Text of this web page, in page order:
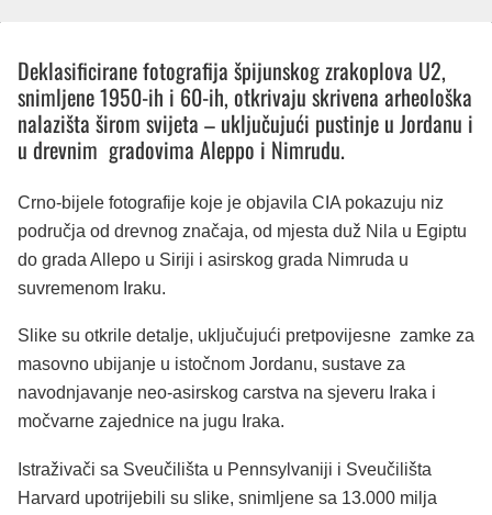
Deklasificirane fotografija špijunskog zrakoplova U2,
snimljene 1950-ih i 60-ih, otkrivaju skrivena arheološka
nalazišta širom svijeta – uključujući pustinje u Jordanu i
u drevnim gradovima Aleppo i Nimrudu.
Crno-bijele fotografije koje je objavila CIA pokazuju niz
područja od drevnog značaja, od mjesta duž Nila u Egiptu
do grada Allepo u Siriji i asirskog grada Nimruda u
suvremenom Iraku.
Slike su otkrile detalje, uključujući pretpovijesne zamke za
masovno ubijanje u istočnom Jordanu, sustave za
navodnjavanje neo-asirskog carstva na sjeveru Iraka i
močvarne zajednice na jugu Iraka.
Istraživači sa Sveučilišta u Pennsylvaniji i Sveučilišta
Harvard upotrijebili su slike, snimljene sa 13.000 milja